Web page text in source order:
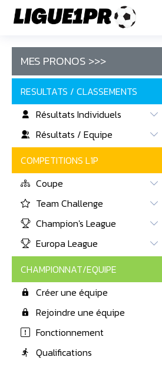
MES PRONOS >>>
RESULTATS / CLASSEMENTS
Résultats Individuels
Résultats / Equipe
COMPETITIONS L1P
Coupe
Team Challenge
Champion's League
Europa League
CHAMPIONNAT/EQUIPE
Créer une équipe
Rejoindre une équipe
Fonctionnement
Qualifications